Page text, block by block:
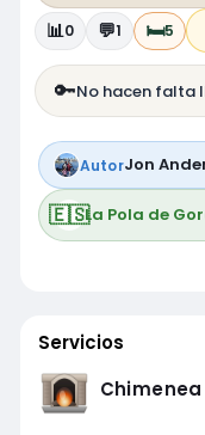
📊0 💬1 🛏️5
🔑No hacen falta
AutorJon
🇪🇸La Pola de
Servicios
Chimenea